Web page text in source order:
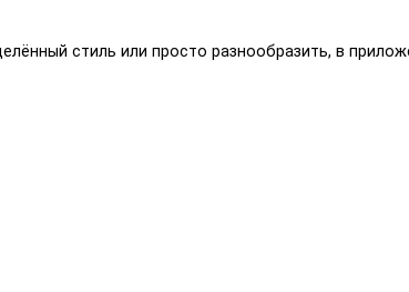
стиль или просто разнообразить, в